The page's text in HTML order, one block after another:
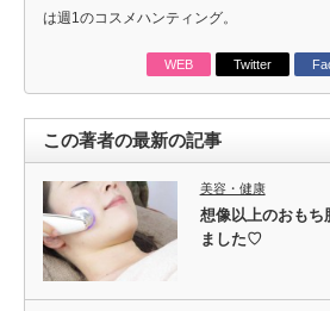
は週1のコスメハンティング。
WEB Twitter
この著者の最新の記事
美容・健康
想像以上のおもち
ました♡